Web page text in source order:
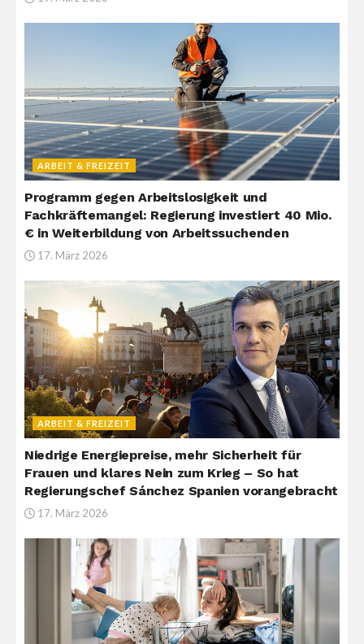
ARBEIT & FREIZEIT
Programm gegen Arbeitslosigkeit und
Fachkräftemangel: Regierung investiert 40 Mio.
€ in Weiterbildung von Arbeitssuchenden
17. März 2026
ARBEIT & FREIZEIT
Niedrige Energiepreise, mehr Sicherheit für
Frauen und klares Nein zum Krieg – So hat
Regierungschef Sánchez Spanien vorangebracht
17. März 2026